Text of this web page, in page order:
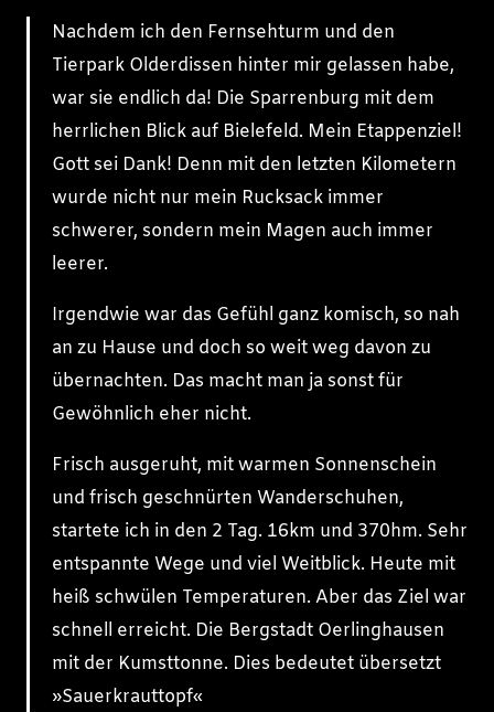
Nachdem ich den Fernsehturm und den
Tierpark Olderdissen hinter mir gelassen habe,
war sie endlich da! Die Sparrenburg mit dem
herrlichen Blick auf Bielefeld. Mein Etappenziel!
Gott sei Dank! Denn mit den letzten Kilometern
wurde nicht nur mein Rucksack immer
schwerer, sondern mein Magen auch immer
leerer.
Irgendwie war das Gefühl ganz komisch, so nah
an zu Hause und doch so weit weg davon zu
übernachten. Das macht man ja sonst für
Gewöhnlich eher nicht.
Frisch ausgeruht, mit warmen Sonnenschein
und frisch geschnürten Wanderschuhen,
startete ich in den 2 Tag. 16km und 370hm. Sehr
entspannte Wege und viel Weitblick. Heute mit
heiß schwülen Temperaturen. Aber das Ziel war
schnell erreicht. Die Bergstadt Oerlinghausen
mit der Kumsttonne. Dies bedeutet übersetzt
»Sauerkrauttopf«